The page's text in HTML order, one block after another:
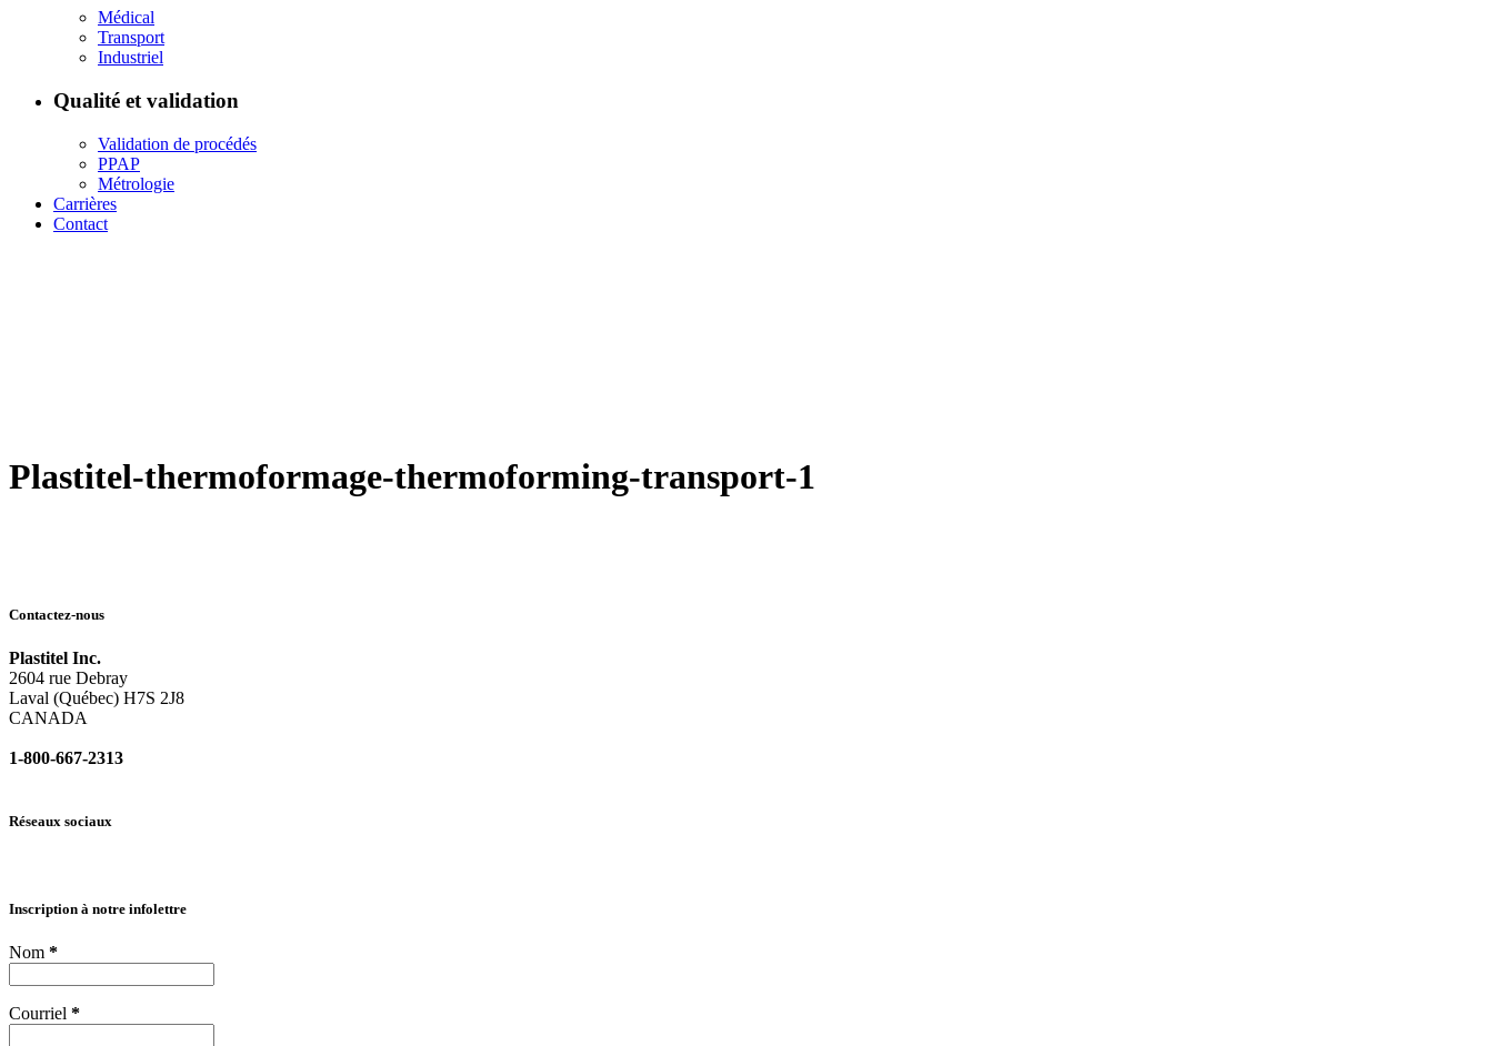
Médical
Transport
Industriel
Qualité et validation
Validation de procédés
PPAP
Métrologie
Carrières
Contact
Plastitel-thermoformage-thermoforming-transport-1
Contactez-nous
Plastitel Inc.
2604 rue Debray
Laval (Québec) H7S 2J8
CANADA
1-800-667-2313
Réseaux sociaux
Inscription à notre infolettre
Nom *
Courriel *